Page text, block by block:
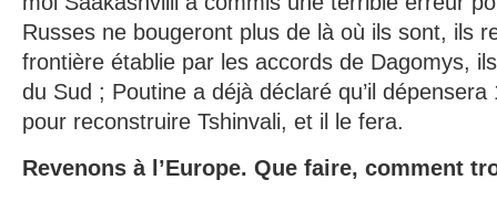
Russes ne bougeront plus de là où ils sont, ils
frontière établie par les accords de Dagomys,
du Sud ; Poutine a déjà déclaré qu’il dépensera
pour reconstruire Tshinvali, et il le fera.
Revenons à l’Europe. Que faire, comment